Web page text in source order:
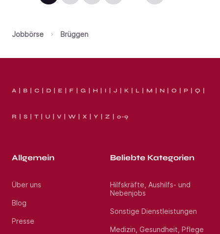
Jobbörse Brüggen
A B C D E F G H I J K L M N O P Q
R S T U V W X Y Z 0-9
Allgemein
Über uns
Blog
Presse
Beliebte Kategorien
Hilfskräfte, Aushilfs- und
Nebenjobs
Sonstige Dienstleistungen
Medizin, Gesundheit, Pflege